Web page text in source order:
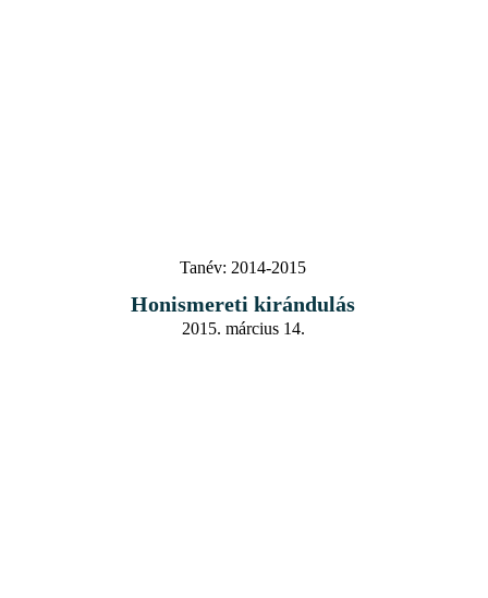
Tanév: 2014-2015
Honismereti kirándulás
2015. március 14.